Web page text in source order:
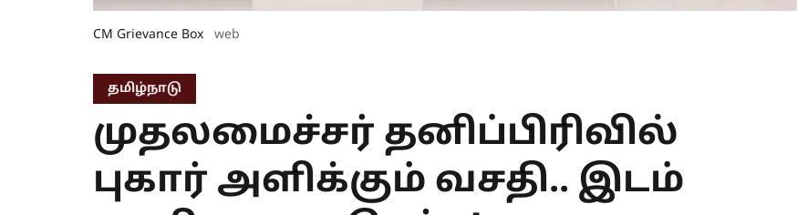
CM Grievance Box web
தமிழ்நாடு
முதலமைச்சர் தனிப்பிரிவில்
புகார் அளிக்கும் வசதி.. இடம்